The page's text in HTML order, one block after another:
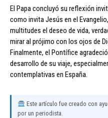
El Papa concluyó su reflexión
como invita Jesús en el
multitudes el deseo de vida,
mirar al prójimo con los ojos de
Finalmente, el Pontífice
desarrollo de su viaje,
contemplativas en España.
Este artículo fue creado con
por un periodista.